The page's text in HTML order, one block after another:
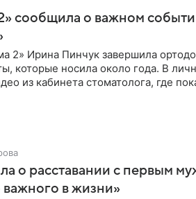
сообщила о важном
2» Ирина Пинчук завершила
которые носила около года. В
из кабинета стоматолога, где
о расставании с первым
в жизни»